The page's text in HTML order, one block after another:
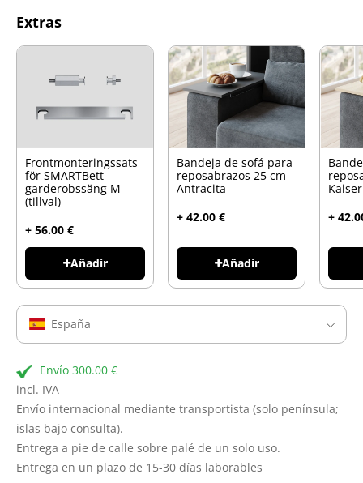
Extras
Frontmonteringssats
för SMARTBett
garderobssäng M
(tillval)
+ 56.00 €
Añadir
Bandeja de sofá para
reposabrazos 25 cm
Antracita
+ 42.00 €
Añadir
+
España
Envío 300.00 €
incl. IVA
Envío internacional mediante transportista (solo península;
islas bajo consulta).
Entrega a pie de calle sobre palé de un solo uso.
Entrega en un plazo de 15-30 días laborables